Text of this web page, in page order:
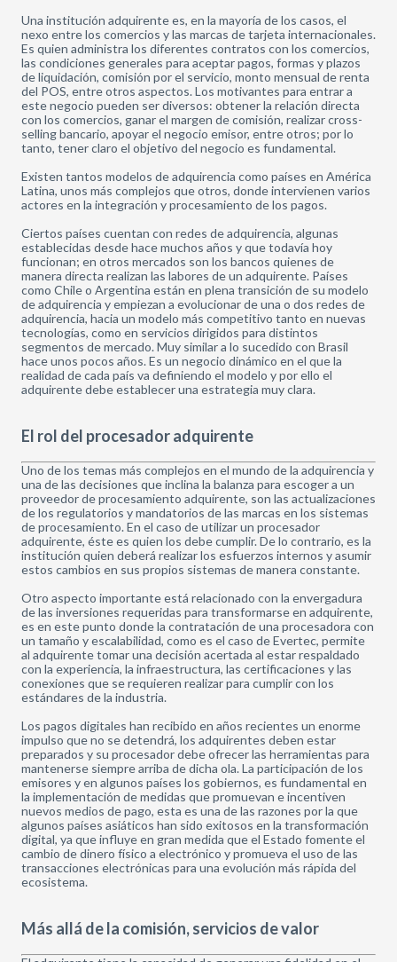
Una institución adquirente es, en la mayoría de los casos, el
nexo entre los comercios y las marcas de tarjeta internacionales.
Es quien administra los diferentes contratos con los comercios,
las condiciones generales para aceptar pagos, formas y plazos
de liquidación, comisión por el servicio, monto mensual de renta
del POS, entre otros aspectos. Los motivantes para entrar a
este negocio pueden ser diversos: obtener la relación directa
con los comercios, ganar el margen de comisión, realizar cross-
selling bancario, apoyar el negocio emisor, entre otros; por lo
tanto, tener claro el objetivo del negocio es fundamental.
Existen tantos modelos de adquirencia como países en América
Latina, unos más complejos que otros, donde intervienen varios
actores en la integración y procesamiento de los pagos.
Ciertos países cuentan con redes de adquirencia, algunas
establecidas desde hace muchos años y que todavía hoy
funcionan; en otros mercados son los bancos quienes de
manera directa realizan las labores de un adquirente. Países
como Chile o Argentina están en plena transición de su modelo
de adquirencia y empiezan a evolucionar de una o dos redes de
adquirencia, hacia un modelo más competitivo tanto en nuevas
tecnologías, como en servicios dirigidos para distintos
segmentos de mercado. Muy similar a lo sucedido con Brasil
hace unos pocos años. Es un negocio dinámico en el que la
realidad de cada país va definiendo el modelo y por ello el
adquirente debe establecer una estrategia muy clara.
El rol del procesador adquirente
Uno de los temas más complejos en el mundo de la adquirencia y
una de las decisiones que inclina la balanza para escoger a un
proveedor de procesamiento adquirente, son las actualizaciones
de los regulatorios y mandatorios de las marcas en los sistemas
de procesamiento. En el caso de utilizar un procesador
adquirente, éste es quien los debe cumplir. De lo contrario, es la
institución quien deberá realizar los esfuerzos internos y asumir
estos cambios en sus propios sistemas de manera constante.
Otro aspecto importante está relacionado con la envergadura
de las inversiones requeridas para transformarse en adquirente,
es en este punto donde la contratación de una procesadora con
un tamaño y escalabilidad, como es el caso de Evertec, permite
al adquirente tomar una decisión acertada al estar respaldado
con la experiencia, la infraestructura, las certificaciones y las
conexiones que se requieren realizar para cumplir con los
estándares de la industria.
Los pagos digitales han recibido en años recientes un enorme
impulso que no se detendrá, los adquirentes deben estar
preparados y su procesador debe ofrecer las herramientas para
mantenerse siempre arriba de dicha ola. La participación de los
emisores y en algunos países los gobiernos, es fundamental en
la implementación de medidas que promuevan e incentiven
nuevos medios de pago, esta es una de las razones por la que
algunos países asiáticos han sido exitosos en la transformación
digital, ya que influye en gran medida que el Estado fomente el
cambio de dinero físico a electrónico y promueva el uso de las
transacciones electrónicas para una evolución más rápida del
ecosistema.
Más allá de la comisión, servicios de valor